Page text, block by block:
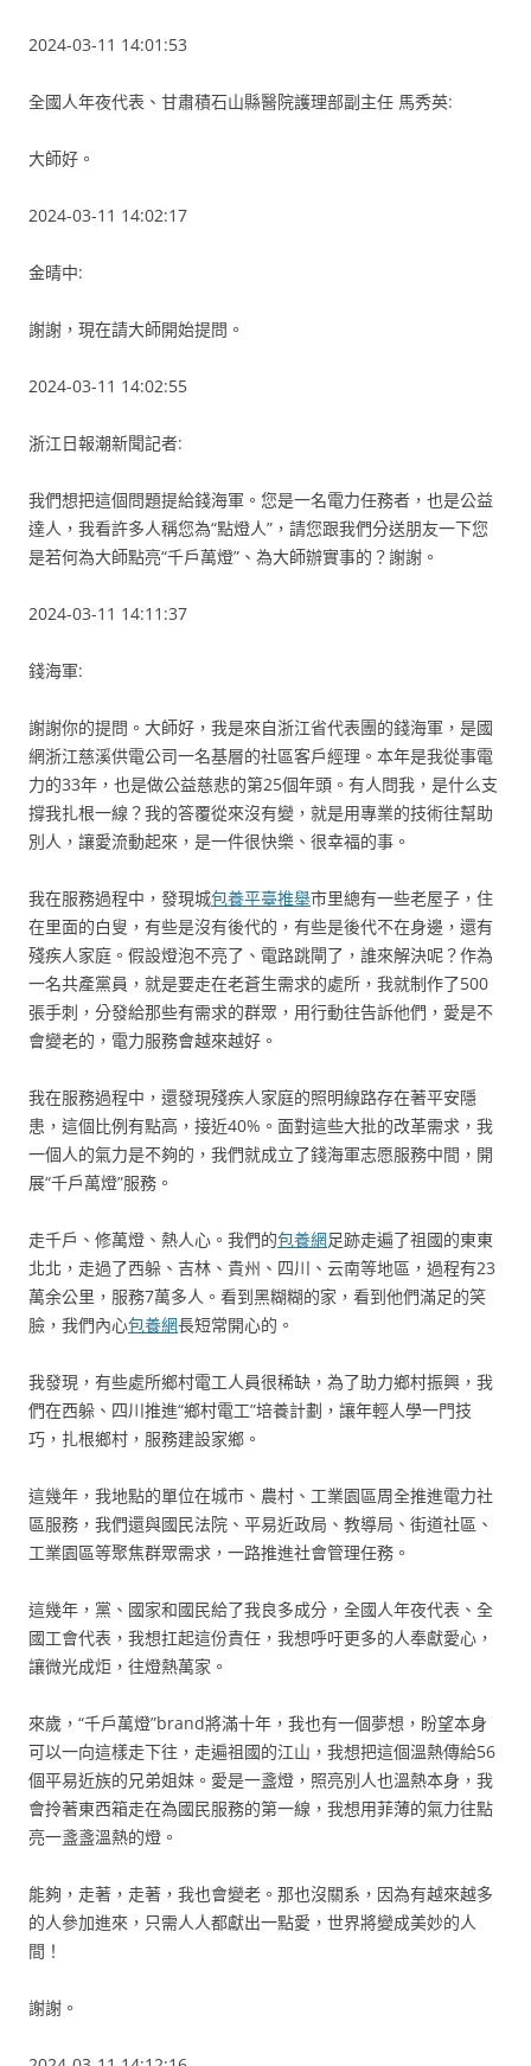
2024-03-11 14:01:53
全國人年夜代表、甘肅積石山縣醫院護理部副主任 馬秀英:
大師好。
2024-03-11 14:02:17
金晴中:
謝謝，現在請大師開始提問。
2024-03-11 14:02:55
浙江日報潮新聞記者:
我們想把這個問題提給錢海軍。您是一名電力任務者，也是公益
達人，我看許多人稱您為“點燈人”，請您跟我們分送朋友一下您
是若何為大師點亮“千戶萬燈”、為大師辦實事的？謝謝。
2024-03-11 14:11:37
錢海軍:
謝謝你的提問。大師好，我是來自浙江省代表團的錢海軍，是國
網浙江慈溪供電公司一名基層的社區客戶經理。本年是我從事電
力的33年，也是做公益慈悲的第25個年頭。有人問我，是什么支
撐我扎根一線？我的答覆從來沒有變，就是用專業的技術往幫助
別人，讓愛流動起來，是一件很快樂、很幸福的事。
我在服務過程中，發現城包養平臺推舉市里總有一些老屋子，住
在里面的白叟，有些是沒有後代的，有些是後代不在身邊，還有
殘疾人家庭。假設燈泡不亮了、電路跳閘了，誰來解決呢？作為
一名共產黨員，就是要走在老蒼生需求的處所，我就制作了500
張手刺，分發給那些有需求的群眾，用行動往告訴他們，愛是不
會變老的，電力服務會越來越好。
我在服務過程中，還發現殘疾人家庭的照明線路存在著平安隱
患，這個比例有點高，接近40%。面對這些大批的改革需求，我
一個人的氣力是不夠的，我們就成立了錢海軍志愿服務中間，開
展“千戶萬燈”服務。
走千戶、修萬燈、熱人心。我們的包養網足跡走遍了祖國的東東
北北，走過了西躲、吉林、貴州、四川、云南等地區，過程有23
萬余公里，服務7萬多人。看到黑糊糊的家，看到他們滿足的笑
臉，我們內心包養網長短常開心的。
我發現，有些處所鄉村電工人員很稀缺，為了助力鄉村振興，我
們在西躲、四川推進“鄉村電工”培養計劃，讓年輕人學一門技
巧，扎根鄉村，服務建設家鄉。
這幾年，我地點的單位在城市、農村、工業園區周全推進電力社
區服務，我們還與國民法院、平易近政局、教導局、街道社區、
工業園區等聚焦群眾需求，一路推進社會管理任務。
這幾年，黨、國家和國民給了我良多成分，全國人年夜代表、全
國工會代表，我想扛起這份責任，我想呼吁更多的人奉獻愛心，
讓微光成炬，往燈熱萬家。
來歲，“千戶萬燈”brand將滿十年，我也有一個夢想，盼望本身
可以一向這樣走下往，走遍祖國的江山，我想把這個溫熱傳給56
個平易近族的兄弟姐妹。愛是一盞燈，照亮別人也溫熱本身，我
會拎著東西箱走在為國民服務的第一線，我想用菲薄的氣力往點
亮一盞盞溫熱的燈。
能夠，走著，走著，我也會變老。那也沒關系，因為有越來越多
的人參加進來，只需人人都獻出一點愛，世界將變成美妙的人
間！
謝謝。